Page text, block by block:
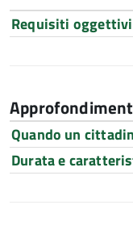
Requisiti oggettivi
Quando un
Durata e